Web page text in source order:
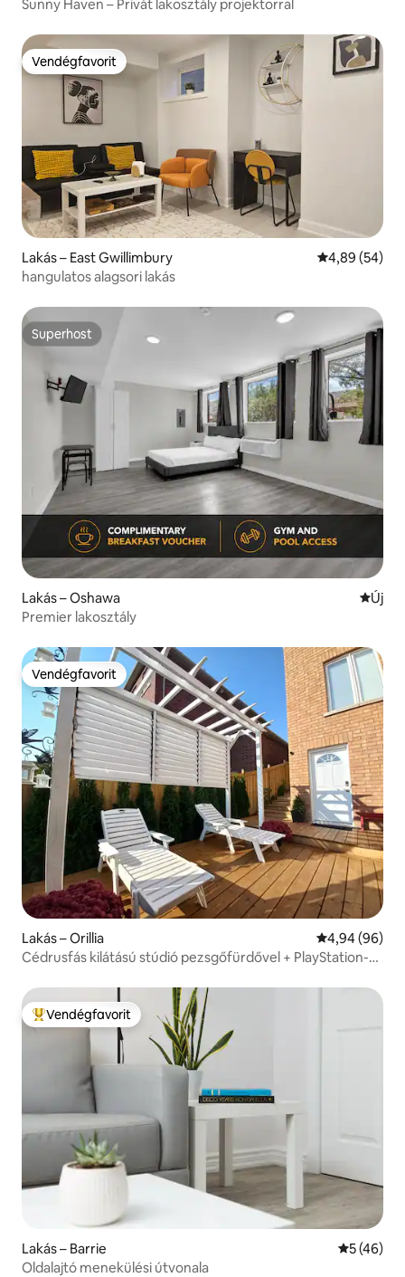
Sunny Haven – Privát lakosztály projektorral
Vendégfavorit
Vendégfavorit
Lakás – East Gwillimbury Átlagos
4,89 (54)
hangulatos alagsori lakás
Superhost
Superhost
Lakás – Oshawa ÚjÚj
Premier lakosztály
Vendégfavorit
Vendégfavorit
Lakás – Orillia Átlagos
4,94 (96)
Cédrusfás kilátású stúdió pezsgőfürdővel + PlayStation-
Kiemelt vendégfavorit
Vendégfavorit
Lakás – Barrie Átlagos
5 (46)
Oldalajtó menekülési útvonala